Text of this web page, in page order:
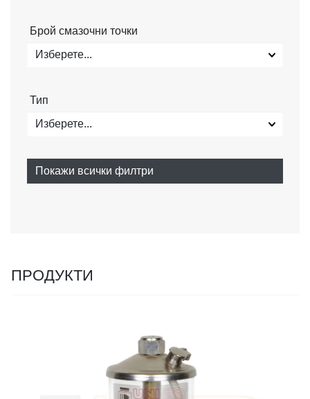
Брой смазочни точки
Изберете...
Тип
Изберете...
Покажи всички филтри
ПРОДУКТИ